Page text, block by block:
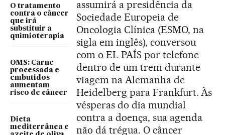
O tratamento
contra o câncer
que irá
substituir a
quimioterapia
OMS: Carne
processada e
embutidos
aumentam
risco de câncer
Dieta
mediterrânea e
assumirá a presidência da
Sociedade Europeia de
Oncologia Clínica (ESMO, na
sigla em inglês), conversou
com o EL PAÍS por telefone
dentro de um trem durante
viagem na Alemanha de
Heidelberg para Frankfurt. Às
vésperas do dia mundial
contra a doença, sua agenda
não dá trégua. O câncer